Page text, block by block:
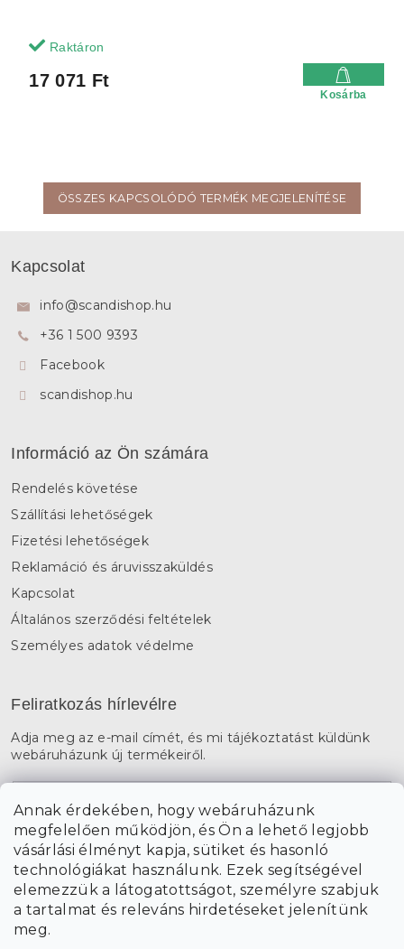
Annak érdekében, hogy webáruházunk
megfelelően működjön, és Ön a lehető legjobb
vásárlási élményt kapja, sütiket és hasonló
technológiákat használunk. Ezek segítségével
elemezzük a látogatottságot, személyre szabjuk
a tartalmat és releváns hirdetéseket jelenítünk
meg.
Raktáron
17 071 Ft
Kosárba
ÖSSZES KAPCSOLÓDÓ TERMÉK MEGJELENÍTÉSE
Kapcsolat
info@scandishop.hu
+36 1 500 9393
Facebook
scandishop.hu
Információ az Ön számára
Rendelés követése
Szállítási lehetőségek
Fizetési lehetőségek
Reklamáció és áruvisszaküldés
Kapcsolat
Általános szerződési feltételek
Személyes adatok védelme
Feliratkozás hírlevélre
Adja meg az e-mail címét, és mi tájékoztatást küldünk
webáruházunk új termékeiről.
A hírlevelekre való feliratkozással egyetérteka személyes
adatok feldolgozásával.
FELIRATKOZÁS